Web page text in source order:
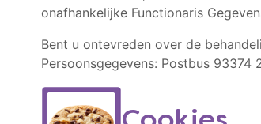
onafhankelijke Functionaris
Bent u ontevreden over de
Persoonsgegevens: Postbus